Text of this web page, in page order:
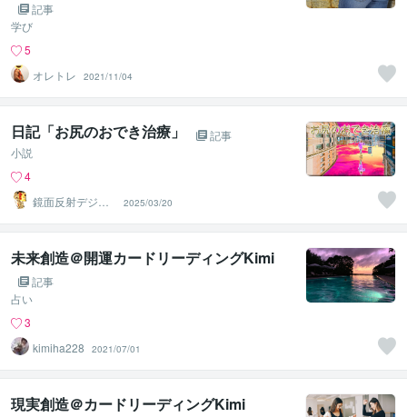
記事
学び
5
オレトレ
2021/11/04
日記「お尻のおでき治療」
記事
小説
4
鏡面反射デジタ
ルアート製作所
（鈴木穣）
2025/03/20
未来創造＠開運カードリーディングKimi
記事
占い
3
kimiha228
2021/07/01
現実創造＠カードリーディングKimi